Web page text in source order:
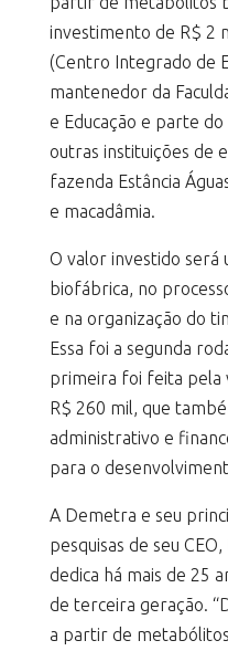
investimento de R$ 2
(Centro Integrado de
mantenedor da
e Educação e parte
outras instituições de
fazenda Estância
e macadâmia.
O valor investido será
biofábrica, no
e na organização do
Essa foi a segunda
primeira foi feita pela
R$ 260 mil, que
administrativo e
para o
A Demetra e seu
pesquisas de seu
dedica há mais de 25
de terceira geração.
a partir de